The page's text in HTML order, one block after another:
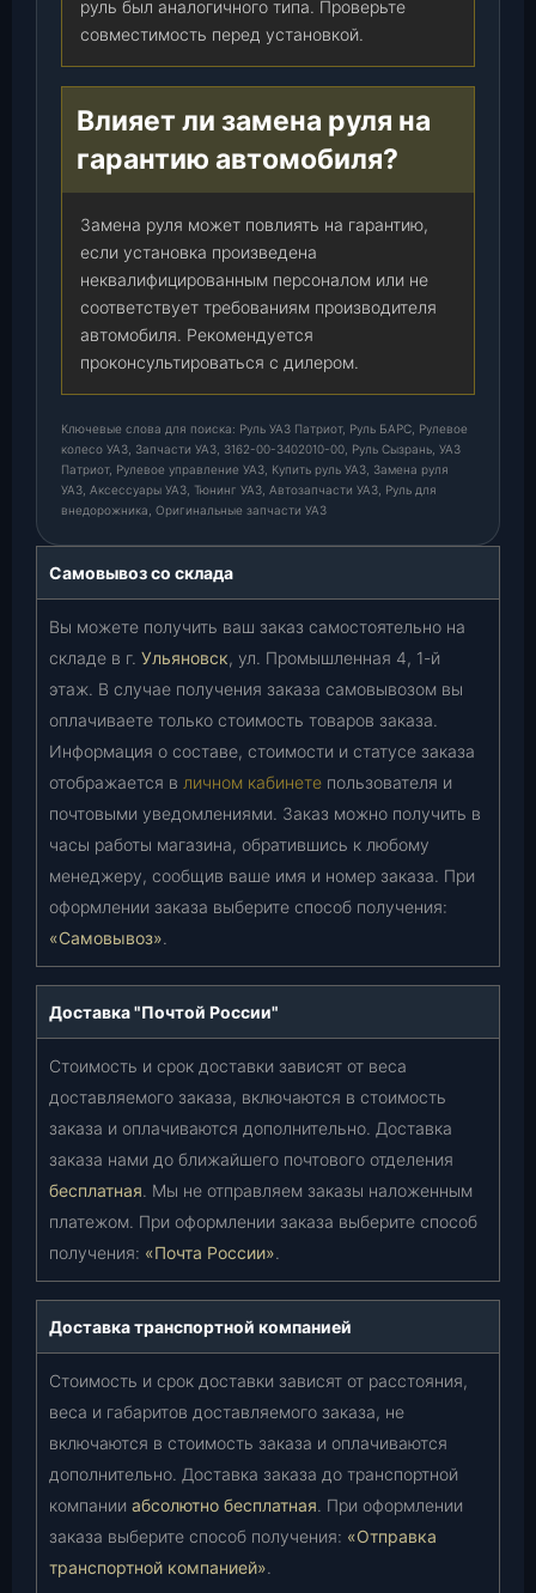
руль был аналогичного типа. Проверьте
совместимость перед установкой.
Влияет ли замена руля на
гарантию автомобиля?
Замена руля может повлиять на гарантию,
если установка произведена
неквалифицированным персоналом или не
соответствует требованиям производителя
автомобиля. Рекомендуется
проконсультироваться с дилером.
Ключевые слова для поиска: Руль УАЗ Патриот, Руль БАРС, Рулевое
колесо УАЗ, Запчасти УАЗ, 3162-00-3402010-00, Руль Сызрань, УАЗ
Патриот, Рулевое управление УАЗ, Купить руль УАЗ, Замена руля
УАЗ, Аксессуары УАЗ, Тюнинг УАЗ, Автозапчасти УАЗ, Руль для
внедорожника, Оригинальные запчасти УАЗ
Самовывоз со склада
Вы можете получить ваш заказ самостоятельно на
складе в г. Ульяновск, ул. Промышленная 4, 1-й
этаж. В случае получения заказа самовывозом вы
оплачиваете только стоимость товаров заказа.
Информация о составе, стоимости и статусе заказа
отображается в личном кабинете пользователя и
почтовыми уведомлениями. Заказ можно получить в
часы работы магазина, обратившись к любому
менеджеру, сообщив ваше имя и номер заказа. При
оформлении заказа выберите способ получения:
«Самовывоз».
Доставка "Почтой России"
Стоимость и срок доставки зависят от веса
доставляемого заказа, включаются в стоимость
заказа и оплачиваются дополнительно. Доставка
заказа нами до ближайшего почтового отделения
бесплатная. Мы не отправляем заказы наложенным
платежом. При оформлении заказа выберите способ
получения: «Почта России».
Доставка транспортной компанией
Стоимость и срок доставки зависят от расстояния,
веса и габаритов доставляемого заказа, не
включаются в стоимость заказа и оплачиваются
дополнительно. Доставка заказа до транспортной
компании абсолютно бесплатная. При оформлении
заказа выберите способ получения: «Отправка
транспортной компанией».